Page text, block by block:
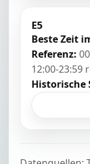
E5
Beste Zeit
Referenz:
12:00-23:59
Historische